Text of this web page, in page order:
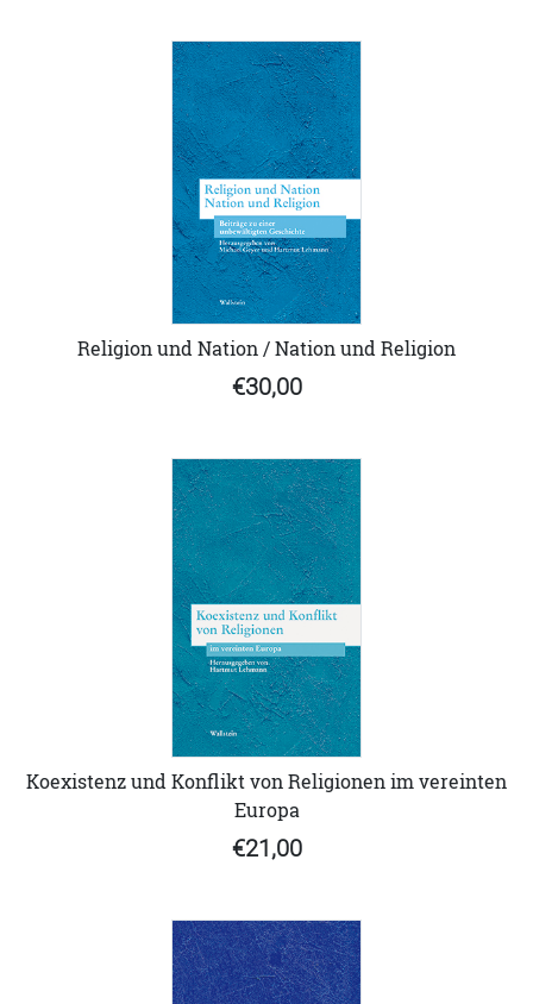
Religion und Nation / Nation und Religion
€30,00
Koexistenz und Konflikt von Religionen im vereinten
Europa
€21,00